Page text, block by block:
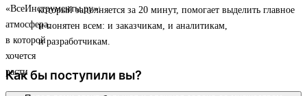
который заполняется за 20 минут, помогает выделить главное
и понятен всем: и заказчикам, и аналитикам,
и разработчикам.
Как бы поступили вы?